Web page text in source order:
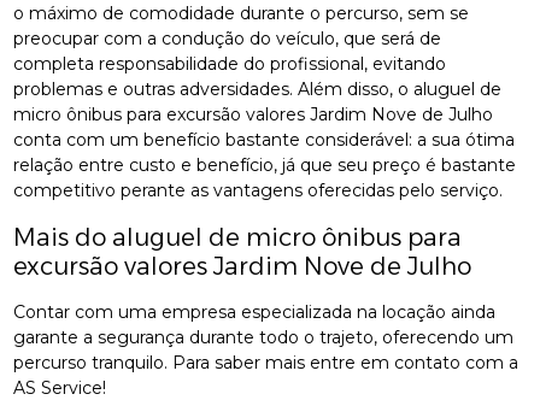
o máximo de comodidade durante o percurso, sem se
preocupar com a condução do veículo, que será de
completa responsabilidade do profissional, evitando
problemas e outras adversidades. Além disso, o aluguel de
micro ônibus para excursão valores Jardim Nove de Julho
conta com um benefício bastante considerável: a sua ótima
relação entre custo e benefício, já que seu preço é bastante
competitivo perante as vantagens oferecidas pelo serviço.
Mais do aluguel de micro ônibus para
excursão valores Jardim Nove de Julho
Contar com uma empresa especializada na locação ainda
garante a segurança durante todo o trajeto, oferecendo um
percurso tranquilo. Para saber mais entre em contato com a
AS Service!